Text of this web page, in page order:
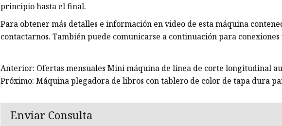
principio hasta el final.
Para obtener más detalles e información en video de esta máquina
contactarnos. También puede comunicarse a continuación para
Anterior: Ofertas mensuales Mini máquina de línea de corte longitudinal
Próximo: Máquina plegadora de libros con tablero de color de tapa dura
Enviar Consulta